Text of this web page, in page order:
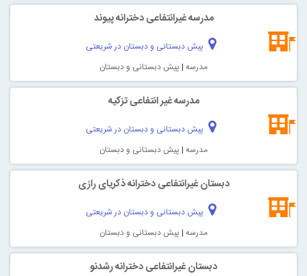
مدرسه غیرانتفاعی دخترانه پيوند
پیش دبستانی و دبستان در شریعتی
مدرسه | پیش دبستانی و دبستان
مدرسه غیر انتفاعی تزكيه
پیش دبستانی و دبستان در شریعتی
مدرسه | پیش دبستانی و دبستان
دبستان غیرانتفاعی دخترانه ذكريای رازی
پیش دبستانی و دبستان در شریعتی
مدرسه | پیش دبستانی و دبستان
دبستان غیرانتفاعی دخترانه رشدنو